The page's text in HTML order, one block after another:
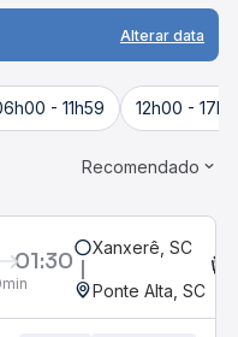
Alterar data
- 11h59 12h00 -
Recomendado
01:30 Xanxerê, SC
Ponte Alta, SC